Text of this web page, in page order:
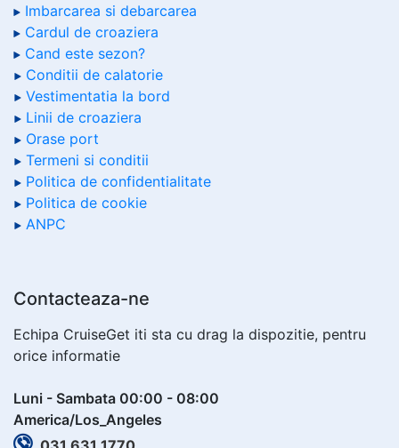
Imbarcarea si debarcarea
Cardul de croaziera
Cand este sezon?
Conditii de calatorie
Vestimentatia la bord
Linii de croaziera
Orase port
Termeni si conditii
Politica de confidentialitate
Politica de cookie
ANPC
Contacteaza-ne
Echipa CruiseGet iti sta cu drag la dispozitie, pentru
orice informatie
Luni - Sambata 00:00 - 08:00
America/Los_Angeles